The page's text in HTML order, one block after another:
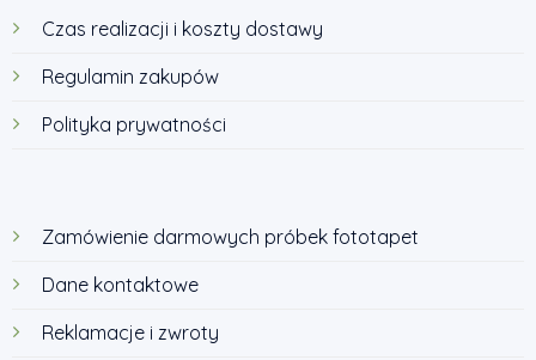
Czas realizacji i koszty dostawy
Regulamin zakupów
Polityka prywatności
Zamówienie darmowych próbek fototapet
Dane kontaktowe
Reklamacje i zwroty